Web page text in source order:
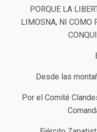
PORQUE LA
LIMOSNA, NI COMO
Desde las
Por el Comité